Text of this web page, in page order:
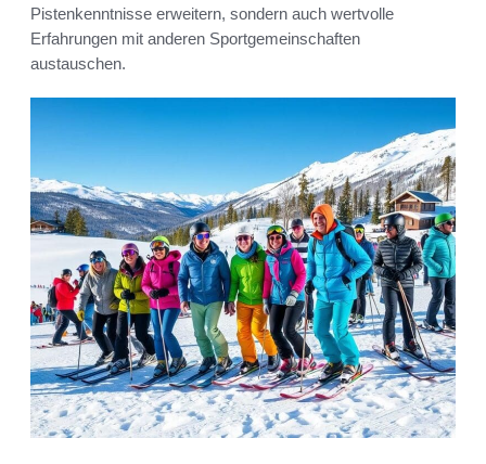
Pistenkenntnisse erweitern, sondern auch wertvolle
Erfahrungen mit anderen Sportgemeinschaften
austauschen.